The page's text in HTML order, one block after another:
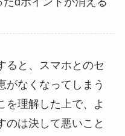
ると、スマホとのセ
がなくなってしまう
を理解した上で、よ
のは決して悪いこと